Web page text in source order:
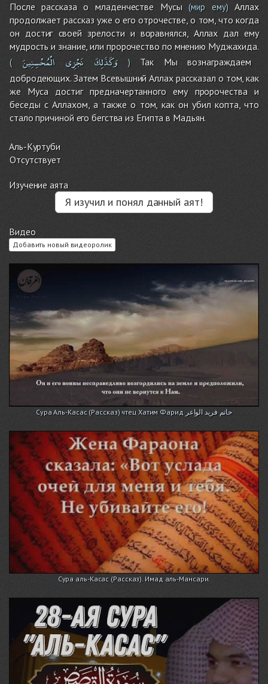
После рассказа о младенчестве Мусы(мир ему)Аллах
продолжает рассказ уже о его отрочестве, о том, что когда
он достиг своей зрелости и воравнялся, Аллах дал ему
мудрость и знание, или пророчество по мнению Муджахида.
( وَكَذَلِكَ نَجْزِى الْمُحْسِنِينَ )Так Мы вознаграждаем
добродеющих. Затем Всевышний Аллах рассказал о том, как
же Муса достиг предначертанного ему пророчества и
беседы с Аллахом, а также о том, как он убил копта, что
стало причиной его бегства из Египта в Мадьян.
Аль-Куртуби
Отсутствует
Изучение аята
Я изучил и понял данный аят!
Видео
Добавить новый видеоролик
Сура Аль-Касас (Рассказ) чтец Хатим Фарид حاتم فريد الواعر
Сура аль-Касас (Рассказ). Имад аль-Мансари.